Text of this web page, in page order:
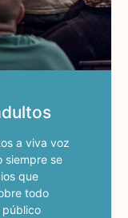
a viva voz
siempre se
que
todo
público